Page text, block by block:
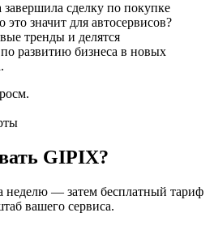
завершила сделку по покупке
значит для автосервисов?
тренды и делятся
развитию бизнеса в новых
GIPIX?
— затем бесплатный тариф
вашего сервиса.